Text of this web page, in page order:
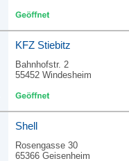
KFZ Stiebitz
Bahnhofstr. 2
55452 Windesheim
Shell
Rosengasse 30
65366 Geisenheim